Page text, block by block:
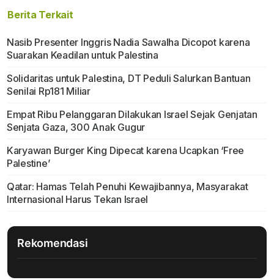
Berita Terkait
Nasib Presenter Inggris Nadia Sawalha Dicopot karena
Suarakan Keadilan untuk Palestina
Solidaritas untuk Palestina, DT Peduli Salurkan Bantuan
Senilai Rp181 Miliar
Empat Ribu Pelanggaran Dilakukan Israel Sejak Genjatan
Senjata Gaza, 300 Anak Gugur
Karyawan Burger King Dipecat karena Ucapkan ‘Free
Palestine’
Qatar: Hamas Telah Penuhi Kewajibannya, Masyarakat
Internasional Harus Tekan Israel
Rekomendasi